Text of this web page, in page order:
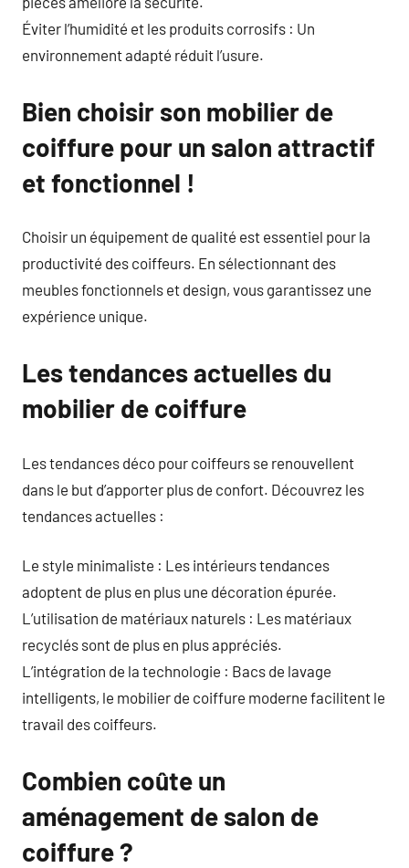
Éviter l’humidité et les produits corrosifs : Un
environnement adapté réduit l’usure.
Bien choisir son mobilier de
coiffure pour un salon attractif
et fonctionnel !
Choisir un équipement de qualité est essentiel pour la
productivité des coiffeurs. En sélectionnant des
meubles fonctionnels et design, vous garantissez une
expérience unique.
Les tendances actuelles du
mobilier de coiffure
Les tendances déco pour coiffeurs se renouvellent
dans le but d’apporter plus de confort. Découvrez les
tendances actuelles :
Le style minimaliste : Les intérieurs tendances
adoptent de plus en plus une décoration épurée.
L’utilisation de matériaux naturels : Les matériaux
recyclés sont de plus en plus appréciés.
L’intégration de la technologie : Bacs de lavage
intelligents, le mobilier de coiffure moderne facilitent le
travail des coiffeurs.
Combien coûte un
aménagement de salon de
coiffure ?